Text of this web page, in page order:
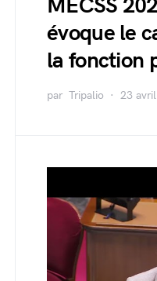
MECSS
évoque le
la fonction
par Tripalio 23